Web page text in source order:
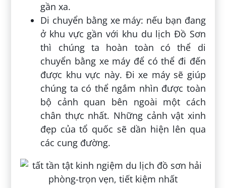
gần xa.
Di chuyển bằng xe máy: nếu bạn đang
ở khu vực gần với khu du lịch Đồ Sơn
thì chúng ta hoàn toàn có thể di
chuyển bằng xe máy để có thể đi đến
được khu vực này. Đi xe máy sẽ giúp
chúng ta có thể ngắm nhìn được toàn
bộ cảnh quan bên ngoài một cách
chân thực nhất. Những cảnh vật xinh
đẹp của tổ quốc sẽ dần hiện lên qua
các cung đường.